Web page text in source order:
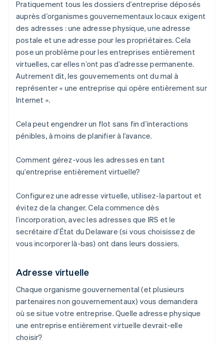
Pratiquement tous les dossiers d’entreprise déposés
auprès d’organismes gouvernementaux locaux exigent
des adresses : une adresse physique, une adresse
postale et une adresse pour les propriétaires. Cela
pose un problème pour les entreprises entièrement
virtuelles, car elles n’ont pas d’adresse permanente.
Autrement dit, les gouvernements ont du mal à
représenter « une entreprise qui opère entièrement sur
Internet ».
Cela peut engendrer un flot sans fin d’interactions
pénibles, à moins de planifier à l’avance.
Comment gérez-vous les adresses en tant
qu’entreprise entièrement virtuelle?
Configurez une adresse virtuelle, utilisez-la partout et
évitez de la changer. Cela commence dès
l’incorporation, avec les adresses que IRS et le
secrétaire d’État du Delaware (si vous choisissez de
vous incorporer là-bas) ont dans leurs dossiers.
Adresse virtuelle
Chaque organisme gouvernemental (et plusieurs
partenaires non gouvernementaux) vous demandera
où se situe votre entreprise. Quelle adresse physique
une entreprise entièrement virtuelle devrait-elle
choisir?